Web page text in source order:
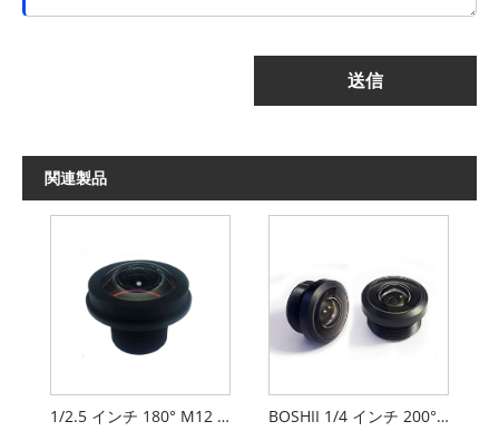
送信
関連製品
1/2.5 インチ 180° M12 魚眼レンズ BOSHII 1/4 インチ 200° M12 魚眼レンズ